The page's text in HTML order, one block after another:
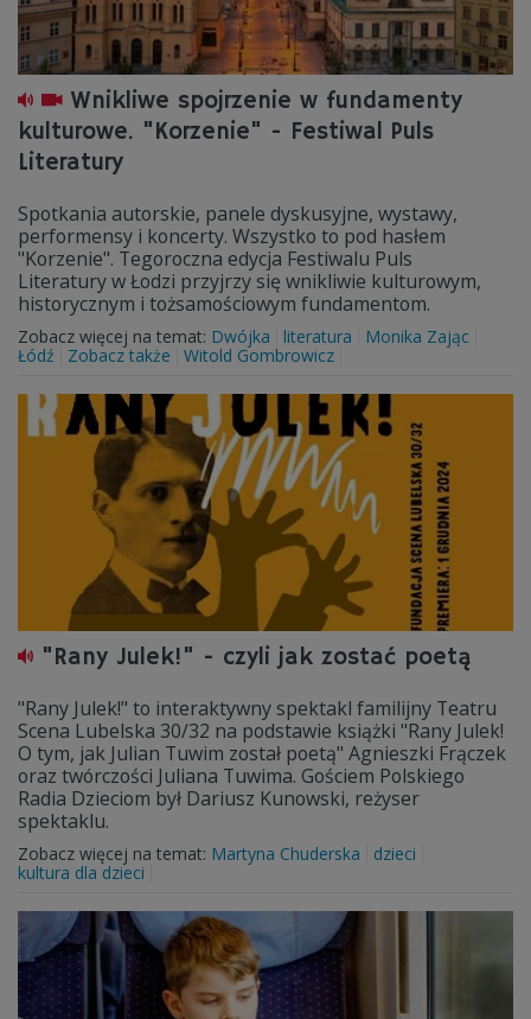
Wnikliwe spojrzenie w fundamenty
kulturowe. "Korzenie" - Festiwal Puls
Literatury
Spotkania autorskie, panele dyskusyjne, wystawy,
performensy i koncerty. Wszystko to pod hasłem
"Korzenie". Tegoroczna edycja Festiwalu Puls
Literatury w Łodzi przyjrzy się wnikliwie kulturowym,
historycznym i tożsamościowym fundamentom.
Zobacz więcej na temat: Dwójka literatura
Monika Zając
Łódź
Zobacz także Witold Gombrowicz
"Rany Julek!" - czyli jak zostać poetą
"Rany Julek!" to interaktywny spektakl familijny Teatru
Scena Lubelska 30/32 na podstawie książki "Rany Julek!
O tym, jak Julian Tuwim został poetą" Agnieszki Frączek
oraz twórczości Juliana Tuwima. Gościem Polskiego
Radia Dzieciom był Dariusz Kunowski, reżyser
spektaklu.
Zobacz więcej na temat: Martyna Chuderska
dzieci
kultura dla dzieci